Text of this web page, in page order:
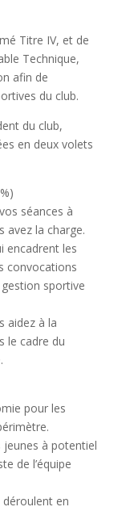
Titre IV, et de
Technique,
afin de
du club.
du club,
en deux volets
séances à
avez la charge.
encadrent les
convocations
sportive
aidez à la
le cadre du
pour les
à potentiel
de l’équipe
en